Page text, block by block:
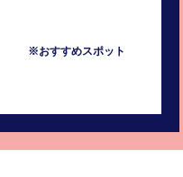
※おすすめスポット